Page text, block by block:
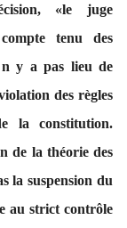
«le juge
tenu des
n y a pas lieu de
des règles
la constitution.
de la théorie des
la suspension du
au strict contrôle